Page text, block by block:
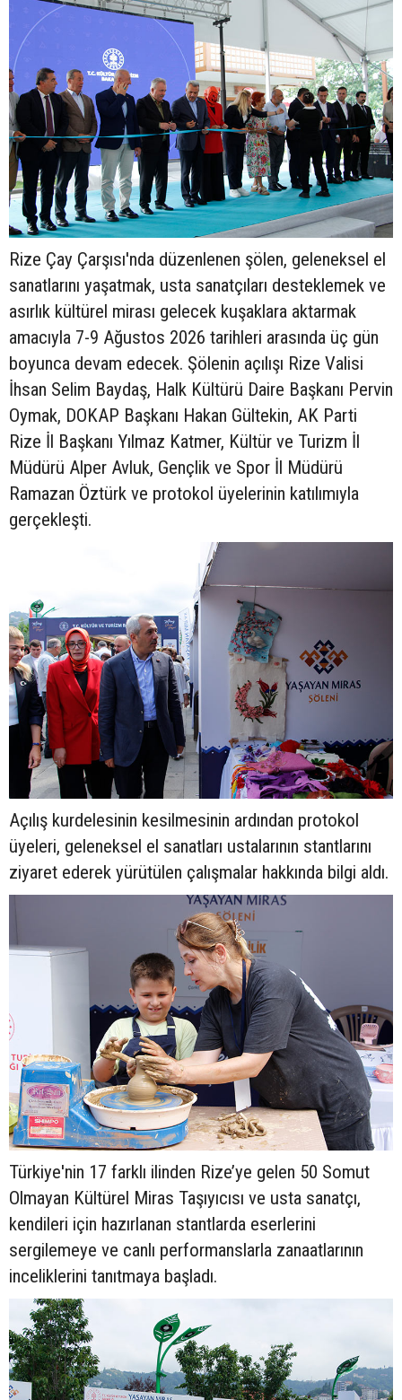
Rize Çay Çarşısı'nda düzenlenen şölen, geleneksel el
sanatlarını yaşatmak, usta sanatçıları desteklemek ve
asırlık kültürel mirası gelecek kuşaklara aktarmak
amacıyla 7-9 Ağustos 2026 tarihleri arasında üç gün
boyunca devam edecek. Şölenin açılışı Rize Valisi
İhsan Selim Baydaş, Halk Kültürü Daire Başkanı Pervin
Oymak, DOKAP Başkanı Hakan Gültekin, AK Parti
Rize İl Başkanı Yılmaz Katmer, Kültür ve Turizm İl
Müdürü Alper Avluk, Gençlik ve Spor İl Müdürü
Ramazan Öztürk ve protokol üyelerinin katılımıyla
gerçekleşti.
Açılış kurdelesinin kesilmesinin ardından protokol
üyeleri, geleneksel el sanatları ustalarının stantlarını
ziyaret ederek yürütülen çalışmalar hakkında bilgi aldı.
Türkiye'nin 17 farklı ilinden Rize’ye gelen 50 Somut
Olmayan Kültürel Miras Taşıyıcısı ve usta sanatçı,
kendileri için hazırlanan stantlarda eserlerini
sergilemeye ve canlı performanslarla zanaatlarının
inceliklerini tanıtmaya başladı.